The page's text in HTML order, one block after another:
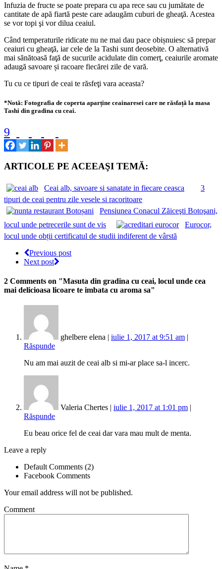
Infuzia de fructe se poate prepara cu apa rece sau cu jumătate de
cantitate de apă fiartă peste care adaugăm cuburi de gheaţă. Acestea
se vor topi şi vor dilua ceaiul.
Când temperaturile ridicate nu ne mai dau pace obișnuiesc să prepar
ceaiuri cu gheaţă, iar cele de la Tashi sunt deosebite. O alternativă
mai sănătoasă faţă de sucurile acidulate din comerţ, ceaiurile aromate
adaugă savoare și racoare fiecărei zile de vară.
Tu cu ce tipuri de ceai te răsfeţi vara aceasta?
*Notă: Fotografia de coperta aparține ceainaresei care ne răsfață la masa
Tashi din gradina cu ceai.
9
ARTICOLE PE ACEEAŞI TEMĂ:
Ceai alb, savoare si sanatate in fiecare ceasca
3
tipuri de ceai pentru zile vesele si racoritoare
Pensiunea Conacul Zăiceşti Botoşani,
locul unde petrecerile sunt de vis
Eurocor,
locul unde obții certificatul de studii indiferent de vârstă
Previous post
Next post
2 Comments on "Masuta din gradina cu ceai, locul unde cea
mai delicioasa licoare te imbata cu aroma sa"
ghelbere elena | iulie 1, 2017 at 9:51 am |
Răspunde
Nu am mai auzit de ceai alb si mi-ar place sa-l incerc.
Valeria Chertes | iulie 1, 2017 at 1:01 pm |
Răspunde
Eu beau orice fel de ceai dar vara mau mult de menta.
Leave a reply
Default Comments (2)
Facebook Comments
Your email address will not be published.
Comment